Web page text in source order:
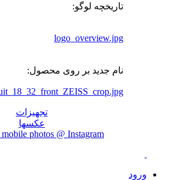
تاریخچه لوگو:
logo_overview.jpg
نام جدید بر روی محصول:
تجهیزات
عکسها
photos @ Instagram
ورود